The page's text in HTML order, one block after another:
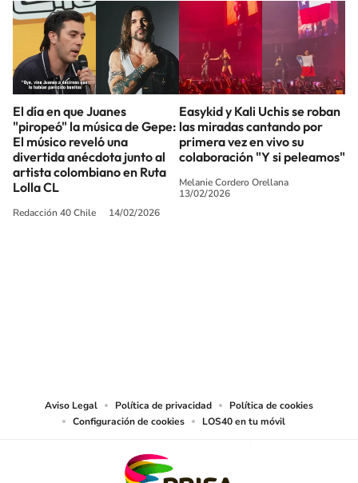
El día en que Juanes
"piropeó" la música de Gepe:
El músico reveló una
divertida anécdota junto al
artista colombiano en Ruta
Lolla CL
Redacción 40 Chile 14/02/2026
Easykid y Kali Uchis se roban
las miradas cantando por
primera vez en vivo su
colaboración "Y si peleamos"
Melanie Cordero Orellana
13/02/2026
Aviso Legal Política de privacidad
Política de cookies
Configuración de cookies
LOS40 en tu móvil